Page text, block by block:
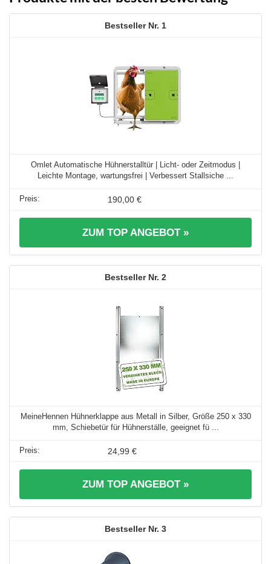
1
Omlet Automatische Hühnerstalltür | Licht- oder Zeitmodus |
Leichte Montage, wartungsfrei | Verbessert Stallsiche ...
190,00 €
ZUM TOP ANGEBOT »
2
MeineHennen Hühnerklappe aus Metall in Silber, Größe 250 x 330
mm, Schiebetür für Hühnerställe, geeignet fü ...
24,99 €
ZUM TOP ANGEBOT »
3